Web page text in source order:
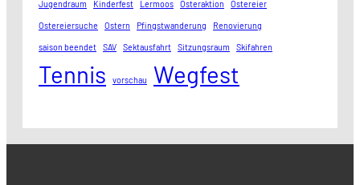
Jugendraum Kinderfest Lermoos Osteraktion Ostereier
Ostereiersuche Ostern Pfingstwanderung Renovierung
saison beendet SAV Sektausfahrt Sitzungsraum Skifahren
Tennis vorschau Wegfest